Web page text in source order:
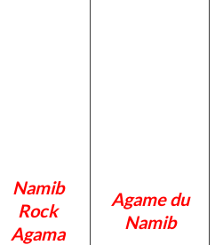
Namib
Rock
Agama
Agame du
Namib